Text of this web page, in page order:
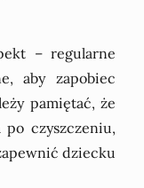
– regularne
aby zapobiec
pamiętać, że
czyszczeniu,
dziecku